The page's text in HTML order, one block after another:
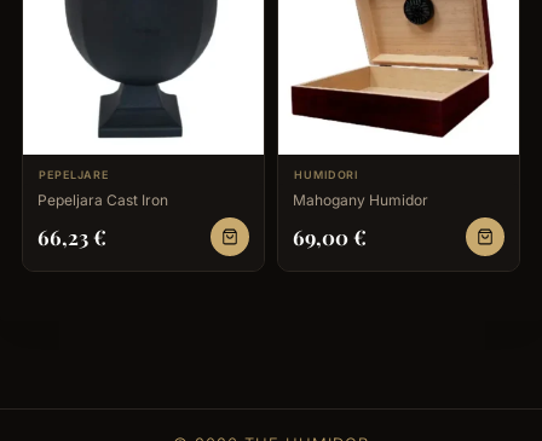
PEPELJARE
Pepeljara Cast Iron
66,23€
HUMIDORI
Mahogany Humidor
69,00€